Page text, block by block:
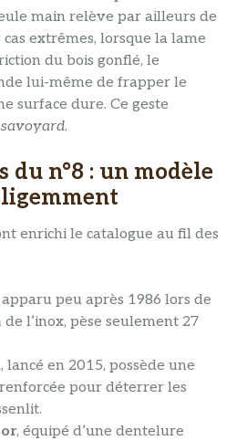
main relève par ailleurs de
cas extrêmes, lorsque la lame
du bois gonflé, le
lui-même de frapper le
surface dure. Ce geste
savoyard.
du n°8 : un modèle
enrichi le catalogue au fil des
apparu peu après 1986 lors de
l’inox, pèse seulement 27
, lancé en 2015, possède une
pour déterrer les
, équipé d’une dentelure